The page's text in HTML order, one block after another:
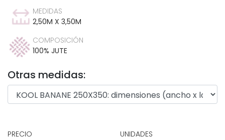
MEDIDAS
2,50M X 3,50M
COMPOSICIÓN
100% JUTE
Otras medidas:
PRECIO
UNIDADES